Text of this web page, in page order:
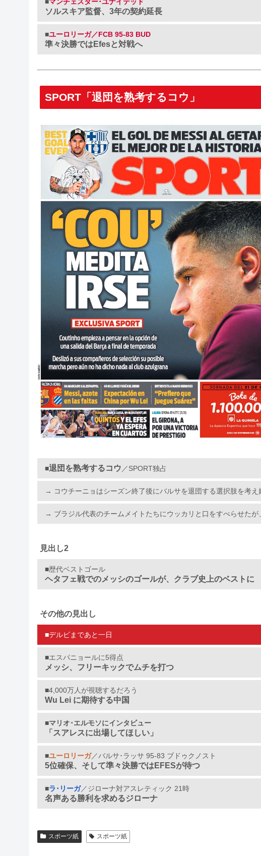
ソルスキア監督、3年の契約延長
■ユーロリーガ／FCB 95-83 BUD
準々決勝ではEfesと対戦へ
SPORT「退団を熟考するコウ」
■退団を熟考するコウ ／SPORT独占
→ コウチーニョはシーズン終了後にバルサを退団する選択肢を考え
→ ブラジル代表のチームメイトたちにウッカリと口をすべらせた
見出し2
■歴代ベストゴール
ヘタフェ戦でのメッシのゴールが、クラブ史上のベストに
その他の見出し
■デルビまであと一日
■エスパニョールに5得点
メッシ、フリーキックでムチを打つ
■4,000万人が視聴するだろう
Wu Lei に期待する中国
■マリオ･エルモソにインタビュー
「スアレスに出場してほしい」
■ユーロリーガ／バルサ･ラッサ 95-83 ブドゥクノスト
5位確保、そして準々決勝ではEFESが待つ
■ラ･リーガ／ジローナ対アスレティック 21時
名声ある勝利を求めるジローナ
スポーツ紙 スポーツ紙